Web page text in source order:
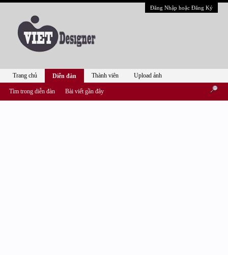
Đăng Nhập hoặc Đăng Ký
Trang chủ Diễn đàn
Tìm trong diễn đàn Bài viết gần đây
Thành viên Upload ảnh